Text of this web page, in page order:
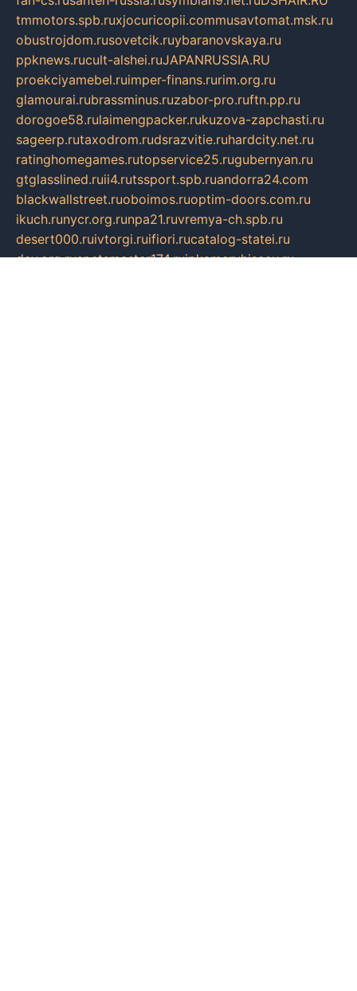
tmmotors.spb.ruxjocuricopii.commusavtomat.msk.ru
obustrojdom.rusovetcik.ruybaranovskaya.ru
ppknews.rucult-alshei.ruJAPANRUSSIA.RU
proekciyamebel.ruimper-finans.rurim.org.ru
glamourai.rubrassminus.ruzabor-pro.ruftn.pp.ru
dorogoe58.rulaimengpacker.rukuzova-zapchasti.ru
sageerp.rutaxodrom.rudsrazvitie.ruhardcity.net.ru
ratinghomegames.rutopservice25.rugubernyan.ru
gtglasslined.ruii4.rutssport.spb.ruandorra24.com
blackwallstreet.ruoboimos.ruoptim-doors.com.ru
ikuch.runycr.org.runpa21.ruvremya-ch.spb.ru
desert000.ruivtorgi.ruifiori.rucatalog-statei.ru
dcv.org.ruspetsmaster174.ruipkameryhiseeu.ru